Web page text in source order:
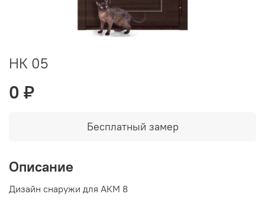
НК 05
0 ₽
Бесплатный замер
Описание
Дизайн снаружи для АКМ 8